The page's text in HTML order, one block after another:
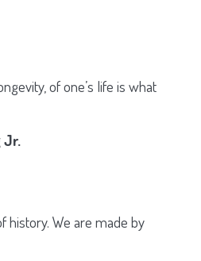
of one’s life is what
Jr.
history. We are made by